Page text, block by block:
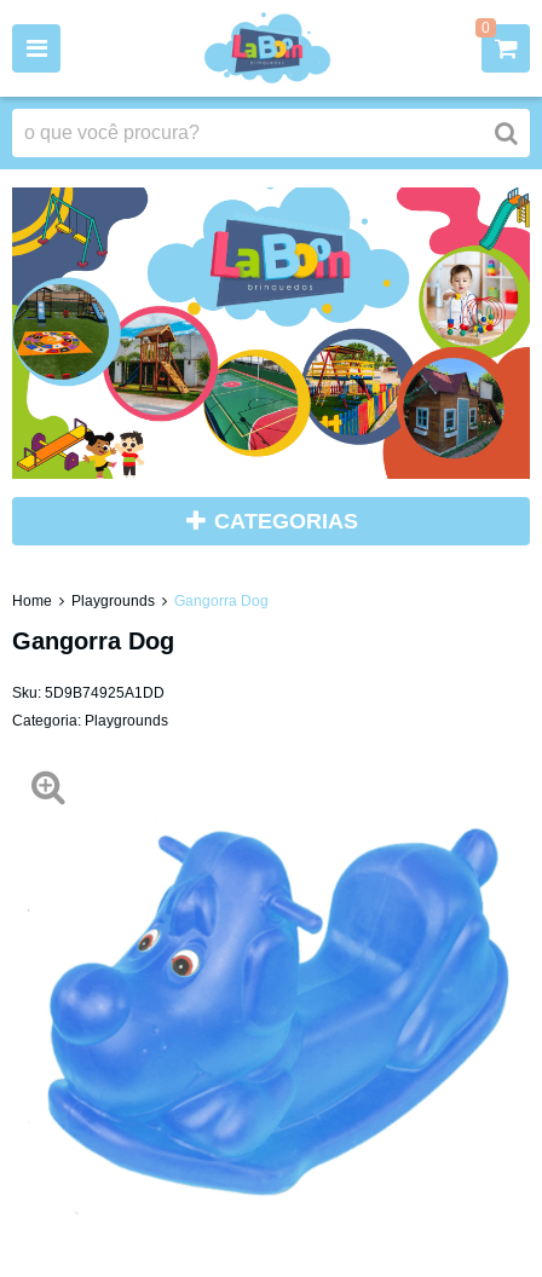
0
CATEGORIAS
Home Playgrounds Gangorra Dog
Gangorra Dog
Sku: 5D9B74925A1DD
Categoria: Playgrounds